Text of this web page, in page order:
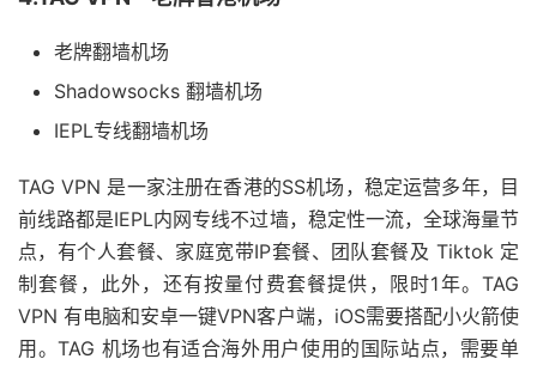
老牌翻墙机场
Shadowsocks 翻墙机场
IEPL专线翻墙机场
TAG VPN 是一家注册在香港的SS机场，稳定运营多年，目
前线路都是IEPL内网专线不过墙，稳定性一流，全球海量节
点，有个人套餐、家庭宽带IP套餐、团队套餐及 Tiktok 定
制套餐，此外，还有按量付费套餐提供，限时1年。TAG
VPN 有电脑和安卓一键VPN客户端，iOS需要搭配小火箭使
用。TAG 机场也有适合海外用户使用的国际站点，需要单